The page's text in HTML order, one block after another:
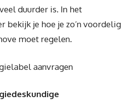
duurder is. In het
bekijk je hoe je zo’n voordelig
moet regelen.
aanvragen